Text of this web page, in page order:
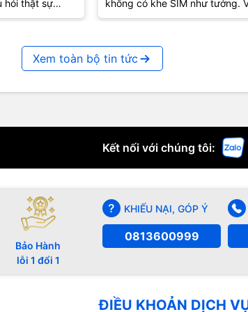
hỏi thật sự
mạnh hơn”
không có khe SIM như tưởng.
iPhone 17e cũng vậy – tưởng
Xem toàn bộ tin tức
Kết nối với chúng tôi:
Bảo Hành
lỗi 1 đổi 1
KHIẾU NẠI, GÓP Ý
0813600999
ĐIỀU KHOẢN DỊCH